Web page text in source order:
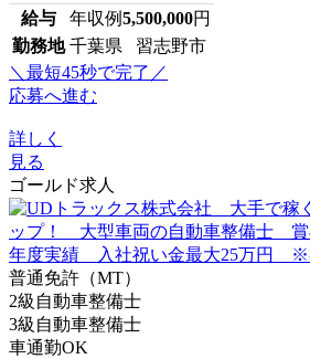
給与 年収例5,500,000円
勤務地 千葉県 習志野市
＼最短45秒で完了／
応募へ進む
詳しく
見る
ゴールド求人
普通免許（MT）
2級自動車整備士
3級自動車整備士
車通勤OK